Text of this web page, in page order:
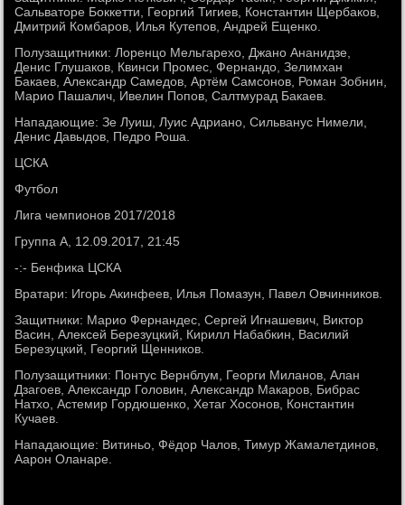
Сальваторе Боккетти, Георгий Тигиев, Константин Щербаков,
Дмитрий Комбаров, Илья Кутепов, Андрей Ещенко.
Полузащитники: Лоренцо Мельгарехо, Джано Ананидзе,
Денис Глушаков, Квинси Промес, Фернандо, Зелимхан
Бакаев, Александр Самедов, Артём Самсонов, Роман Зобнин,
Марио Пашалич, Ивелин Попов, Салтмурад Бакаев.
Нападающие: Зе Луиш, Луис Адриано, Сильванус Нимели,
Денис Давыдов, Педро Роша.
ЦСКА
Футбол
Лига чемпионов 2017/2018
Группа A, 12.09.2017, 21:45
-:- Бенфика ЦСКА
Вратари: Игорь Акинфеев, Илья Помазун, Павел Овчинников.
Защитники: Марио Фернандес, Сергей Игнашевич, Виктор
Васин, Алексей Березуцкий, Кирилл Набабкин, Василий
Березуцкий, Георгий Щенников.
Полузащитники: Понтус Вернблум, Георги Миланов, Алан
Дзагоев, Александр Головин, Александр Макаров, Бибрас
Натхо, Астемир Гордюшенко, Хетаг Хосонов, Константин
Кучаев.
Нападающие: Витиньо, Фёдор Чалов, Тимур Жамалетдинов,
Аарон Оланаре.